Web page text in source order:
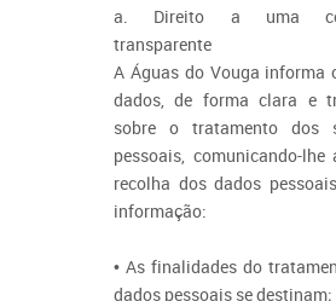
a. Direito a uma
transparente
A Águas do Vouga informa
dados, de forma clara e
sobre o tratamento dos
pessoais, comunicando-lhe
recolha dos dados
informação:
• As finalidades do
dados pessoais se destinam;